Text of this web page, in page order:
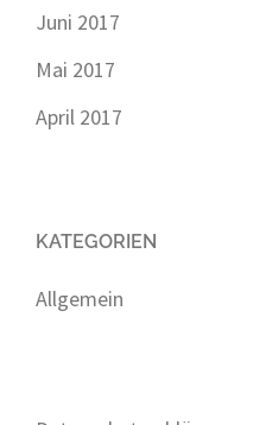
Juni 2017
Mai 2017
April 2017
KATEGORIEN
Allgemein